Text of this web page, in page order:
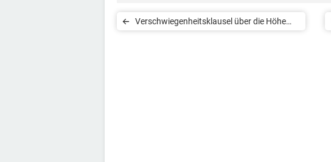
Verschwiegenheitsklausel über die Höhe